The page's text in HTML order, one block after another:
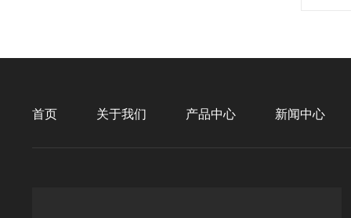
首页 关于我们 产品中心 新闻中心